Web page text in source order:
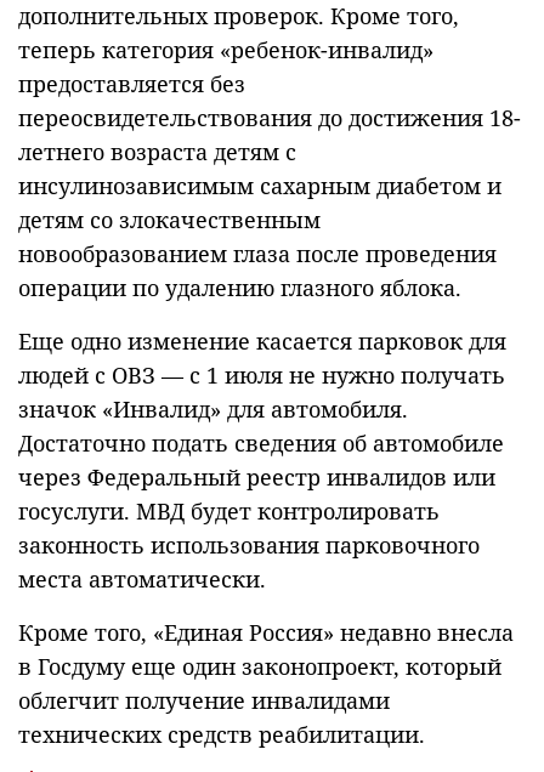
дополнительных проверок. Кроме того,
теперь категория «ребенок-инвалид»
предоставляется без
переосвидетельствования до достижения 18-
летнего возраста детям с
инсулинозависимым сахарным диабетом и
детям со злокачественным
новообразованием глаза после проведения
операции по удалению глазного яблока.
Еще одно изменение касается парковок для
людей с ОВЗ — с 1 июля не нужно получать
значок «Инвалид» для автомобиля.
Достаточно подать сведения об автомобиле
через Федеральный реестр инвалидов или
госуслуги. МВД будет контролировать
законность использования парковочного
места автоматически.
Кроме того, «Единая Россия» недавно внесла
в Госдуму еще один законопроект, который
облегчит получение инвалидами
технических средств реабилитации.